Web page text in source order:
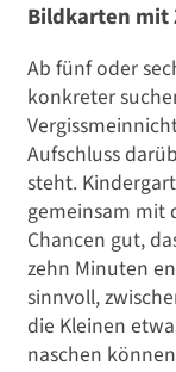
Bildkarten mit
Ab fünf oder
konkreter
Aufschluss
steht.
gemeinsam mit
Chancen gut,
zehn Minuten
sinnvoll,
die Kleinen
naschen